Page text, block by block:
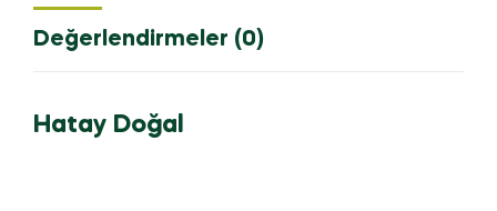
Değerlendirmeler (0)
Hatay Doğal